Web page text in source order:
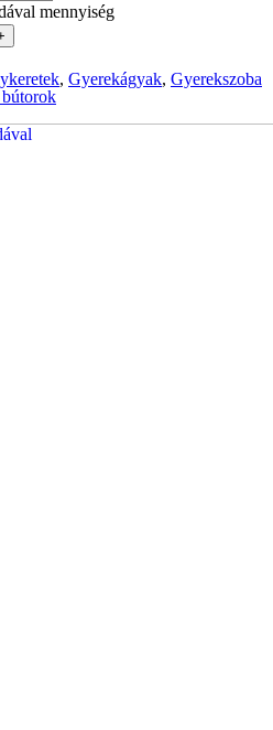
mennyiség
, Gyerekágyak, Gyerekszoba